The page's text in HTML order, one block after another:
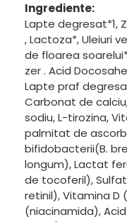
Ingrediente:
Lapte degresat*1,
, Lactoza*, Uleiuri
de floarea
zer . Acid
Lapte praf
Carbonat de
sodiu, L-tirozina,
palmitat de
bifidobacterii(B.
longum), Lactat
de tocoferil),
retinil), Vitamina D
(niacinamida),